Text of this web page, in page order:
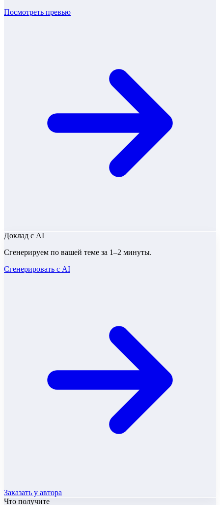
Посмотреть превью
Доклад с AI
Сгенерируем по вашей теме за 1–2 минуты.
Сгенерировать с AI
Заказать у автора
Что получите